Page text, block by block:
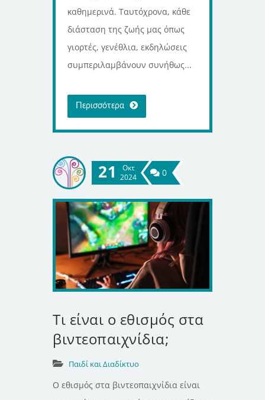
καθημερινά. Ταυτόχρονα, κάθε
διάσταση της ζωής μας όπως
γιορτές, γενέθλια, εκδηλώσεις
συμπεριλαμβάνουν συνήθως...
Περισσότερα
21
Οκτ
2024
0
Τι είναι ο εθισμός στα
βιντεοπαιχνίδια;
Παιδί και Διαδίκτυο
Ο εθισμός στα βιντεοπαιχνίδια είναι